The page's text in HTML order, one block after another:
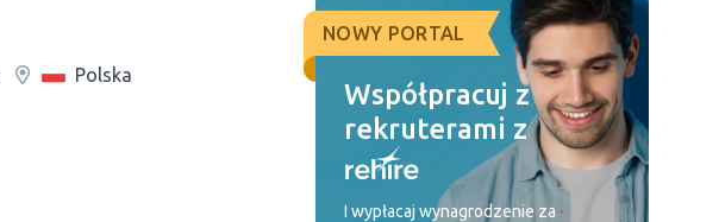
Polska
NOWY PORTAL
Współpracuj z
rekruterami z
I wypłacaj wynagrodzenie za